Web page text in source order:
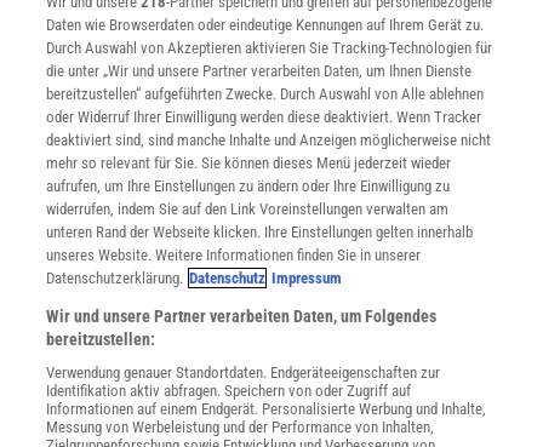
INFO
Mediadaten
Datenschutz
Nutzungsbedingungen
Cookie-Einstellungen
Utiq verwalten
Nutzungsbasierte Onlinewerbung
Alle Artikel
Impressum
Angebote für Schulen
Angebote für Institutionen
Sprachen lernen mit Gymglish
Lexika
Für Spektrum schreiben
Daten wie Browserdaten oder eindeutige Kennungen auf Ihrem Gerät zu.
Durch Auswahl von Akzeptieren aktivieren Sie Tracking-Technologien für
die unter „Wir und unsere Partner verarbeiten Daten, um Ihnen Dienste
bereitzustellen“ aufgeführten Zwecke. Durch Auswahl von Alle ablehnen
oder Widerruf Ihrer Einwilligung werden diese deaktiviert. Wenn Tracker
deaktiviert sind, sind manche Inhalte und Anzeigen möglicherweise nicht
mehr so relevant für Sie. Sie können dieses Menü jederzeit wieder
aufrufen, um Ihre Einstellungen zu ändern oder Ihre Einwilligung zu
widerrufen, indem Sie auf den Link Voreinstellungen verwalten am
unteren Rand der Webseite klicken. Ihre Einstellungen gelten innerhalb
unseres Website. Weitere Informationen finden Sie in unserer
Datenschutzerklärung. Datenschutz Impressum
Wir und unsere Partner verarbeiten Daten, um Folgendes
bereitzustellen:
Verwendung genauer Standortdaten. Endgeräteeigenschaften zur
Identifikation aktiv abfragen. Speichern von oder Zugriff auf
Informationen auf einem Endgerät. Personalisierte Werbung und Inhalte,
Messung von Werbeleistung und der Performance von Inhalten,